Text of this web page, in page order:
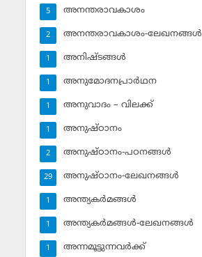
അനന്തരാവകാശം
5
അനന്തരാവകാശം-ലേഖനങ്ങള്‍
2
അനിഷ്ടങ്ങള്‍
1
അനുമോദനപ്രാര്‍ഥന
1
അനുവാദം – വിലക്ക്‌
1
അനുഷ്ഠാനം
1
അനുഷ്ഠാനം-പഠനങ്ങള്‍
2
അനുഷ്ഠാനം-ലേഖനങ്ങള്‍
29
അന്ത്യകര്‍മങ്ങള്‍
1
അന്ത്യകര്‍മങ്ങള്‍-ലേഖനങ്ങള്‍
1
അന്നമൂട്ടുന്നവര്‍ക്ക്
1